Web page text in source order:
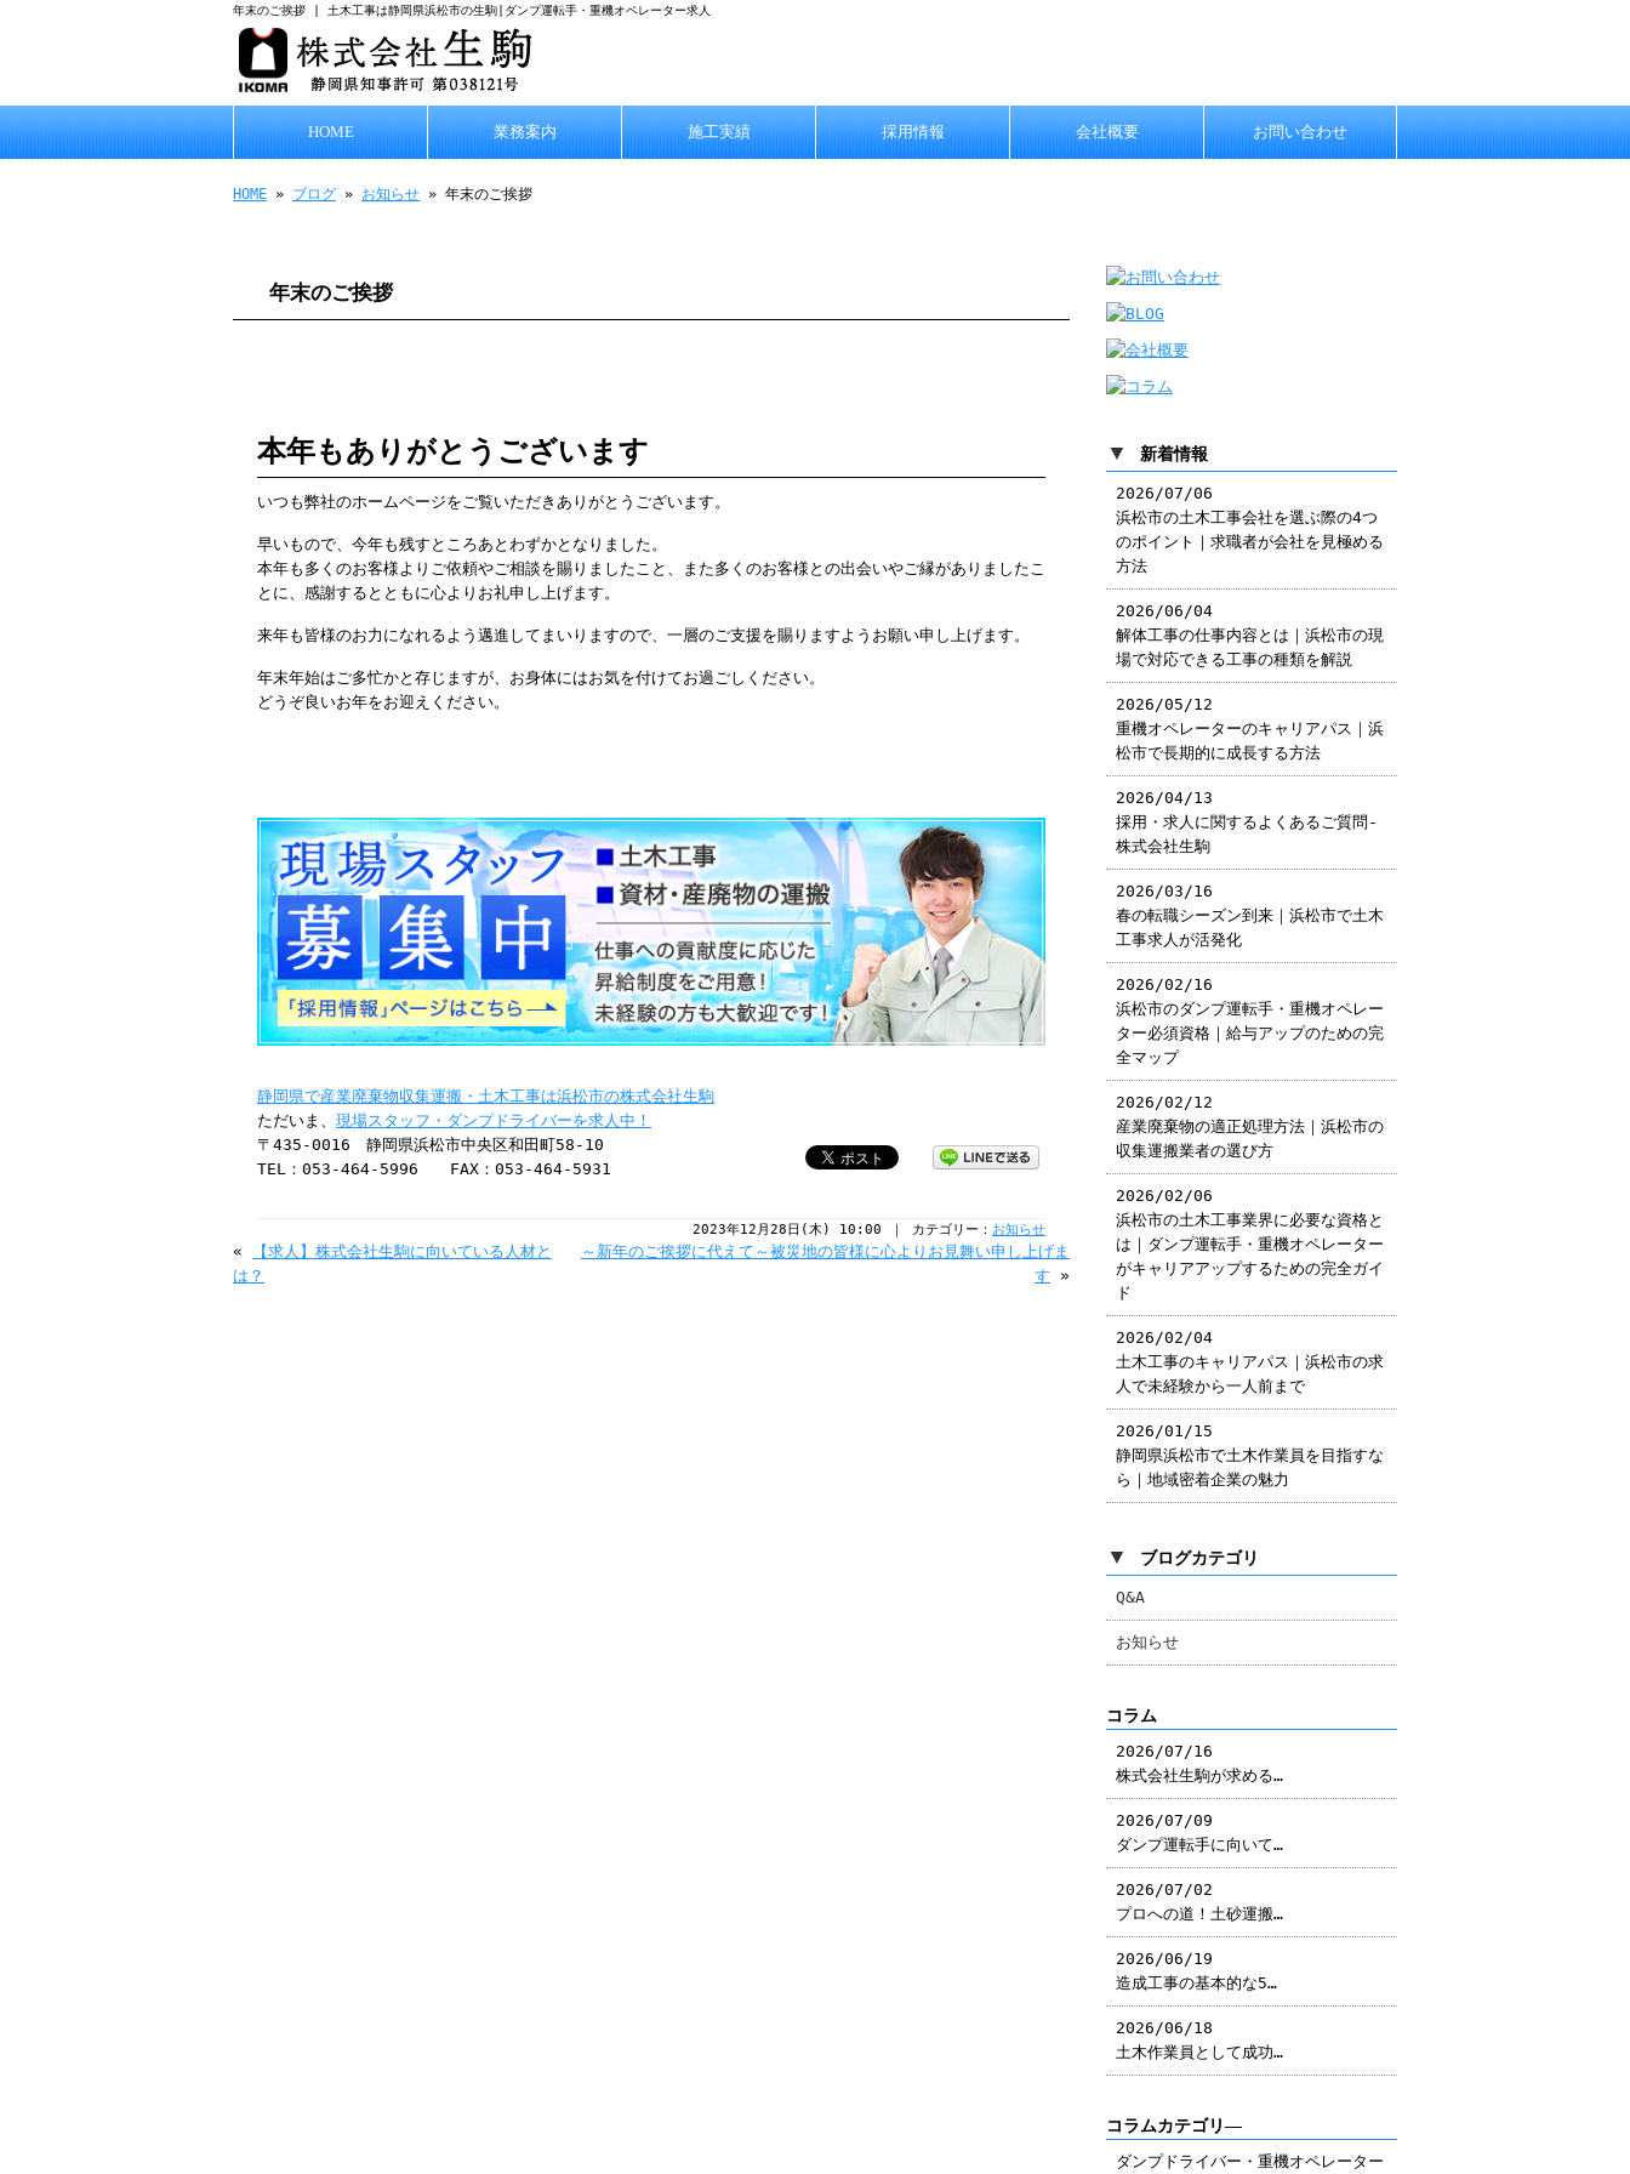
年末のご挨拶 | 土木工事は静岡県浜松市の生駒|ダンプ運転手・重機オペレーター求人
HOME 業務案内 施工実績 採用情報 会社概要 お問い合わせ
HOME » ブログ » お知らせ » 年末のご挨拶
年末のご挨拶
本年もありがとうございます
いつも弊社のホームページをご覧いただきありがとうございます。
早いもので、今年も残すところあとわずかとなりました。
本年も多くのお客様よりご依頼やご相談を賜りましたこと、また多くのお客様との出会いやご縁がありましたこ
とに、感謝するとともに心よりお礼申し上げます。
来年も皆様のお力になれるよう邁進してまいりますので、一層のご支援を賜りますようお願い申し上げます。
年末年始はご多忙かと存じますが、お身体にはお気を付けてお過ごしください。
どうぞ良いお年をお迎えください。
静岡県で産業廃棄物収集運搬・土木工事は浜松市の株式会社生駒
ただいま、 現場スタッフ・ダンプドライバーを求人中！
〒435-0016 静岡県浜松市中央区和田町58-10
TEL：053-464-5996 FAX：053-464-5931
2023年12月28日(木) 10:00 ｜ カテゴリー： お知らせ
«
【求人】株式会社生駒に向いている人材と
は？
～新年のご挨拶に代えて～被災地の皆様に心よりお見舞い申し上げま
す »
▼ 新着情報
2026/07/06
浜松市の土木工事会社を選ぶ際の4つ
のポイント｜求職者が会社を見極める
方法
2026/06/04
解体工事の仕事内容とは｜浜松市の現
場で対応できる工事の種類を解説
2026/05/12
重機オペレーターのキャリアパス｜浜
松市で長期的に成長する方法
2026/04/13
採用・求人に関するよくあるご質問-
株式会社生駒
2026/03/16
春の転職シーズン到来｜浜松市で土木
工事求人が活発化
2026/02/16
浜松市のダンプ運転手・重機オペレー
ター必須資格｜給与アップのための完
全マップ
2026/02/12
産業廃棄物の適正処理方法｜浜松市の
収集運搬業者の選び方
2026/02/06
浜松市の土木工事業界に必要な資格と
は｜ダンプ運転手・重機オペレーター
がキャリアアップするための完全ガイ
ド
2026/02/04
土木工事のキャリアパス｜浜松市の求
人で未経験から一人前まで
2026/01/15
静岡県浜松市で土木作業員を目指すな
ら｜地域密着企業の魅力
▼ ブログカテゴリ
Q&A
お知らせ
コラム
2026/07/16
株式会社生駒が求める…
2026/07/09
ダンプ運転手に向いて…
2026/07/02
プロへの道！土砂運搬…
2026/06/19
造成工事の基本的な5…
2026/06/18
土木作業員として成功…
コラムカテゴリ―
ダンプドライバー・重機オペレーター